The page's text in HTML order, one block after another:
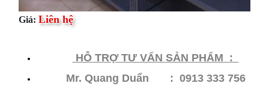
Giá: Liên hệ
HỖ​ TRỢ TƯ VẤN SẢN PHẨM :
Mr. Quang Duẩn : 0913 333 756